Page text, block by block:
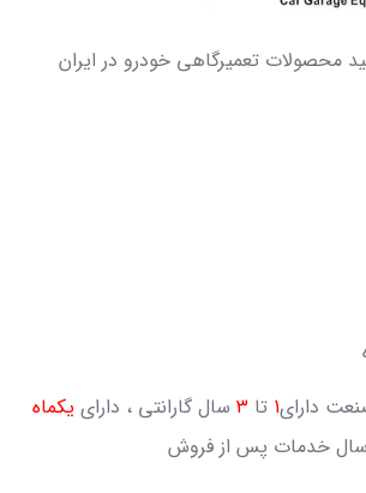
محصولات تعمیرگاهی خودرو در ایران
دارای1 تا 3 سال گارانتی ، دارای یکماه
سال خدمات پس از فروش